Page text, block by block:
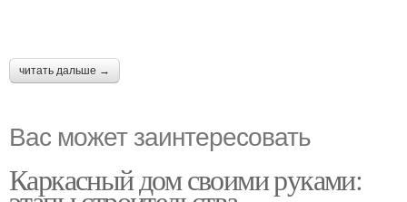
читать дальше →
Вас может заинтересовать
Каркасный дом своими руками: